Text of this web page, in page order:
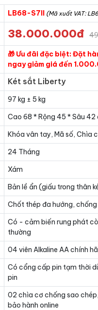
LB68-S7II (Mã xuất VAT:
38.000.000đ
🎁 Ưu đãi đặc biệt: Đặt
ngay giảm giá đến
Két sắt Liberty
97 kg ± 5 kg
Cao 68 * Rộng 45 * Sâu 42
Khóa vân tay, Mã số, Chìa
24 Tháng
Xám
Bản lề ẩn (giấu trong thân
Chốt thép đa hướng,
Có - cảm biến rung phát
thường
04 viên Alkaline AA chính
Có cổng cấp pin tạm thời
pin
02 chìa cơ chống sao
bảo hành online